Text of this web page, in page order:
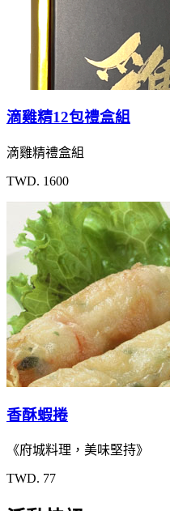
滴雞精12包禮盒組
滴雞精禮盒組
TWD. 1600
香酥蝦捲
《府城料理，美味堅持》
TWD. 77